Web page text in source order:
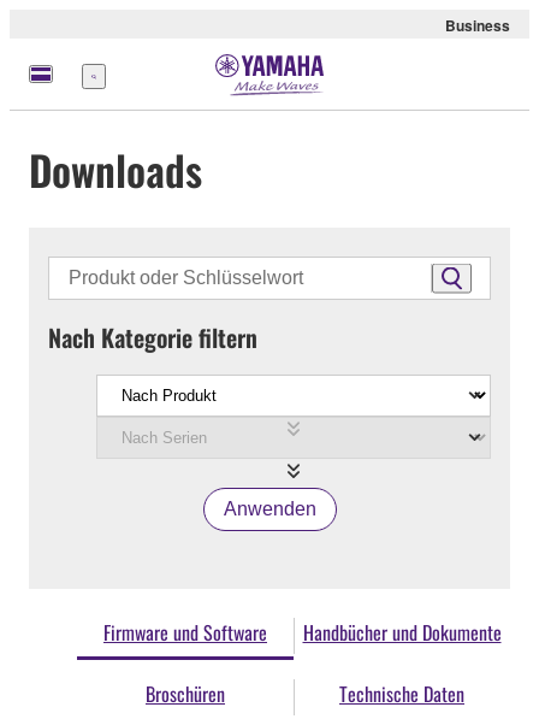
Business
Menü
Downloads
Nach Kategorie filtern
Anwenden
Firmware und Software Handbücher und Dokumente
Broschüren Technische Daten